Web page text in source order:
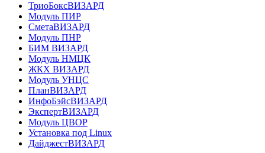
ТриоБоксВИЗАРД
Модуль ПИР
СметаВИЗАРД
Модуль ПНР
БИМ ВИЗАРД
Модуль НМЦК
ЖКХ ВИЗАРД
Модуль УНЦС
ПланВИЗАРД
ИнфоБэйсВИЗАРД
ЭкспертВИЗАРД
Модуль ЦВОР
Установка под Linux
ДайджестВИЗАРД